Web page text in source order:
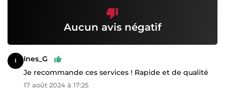
Aucun avis négatif
Ines_G
Je recommande ces services ! Rapide et de qualité
17 août 2024 à 17:25